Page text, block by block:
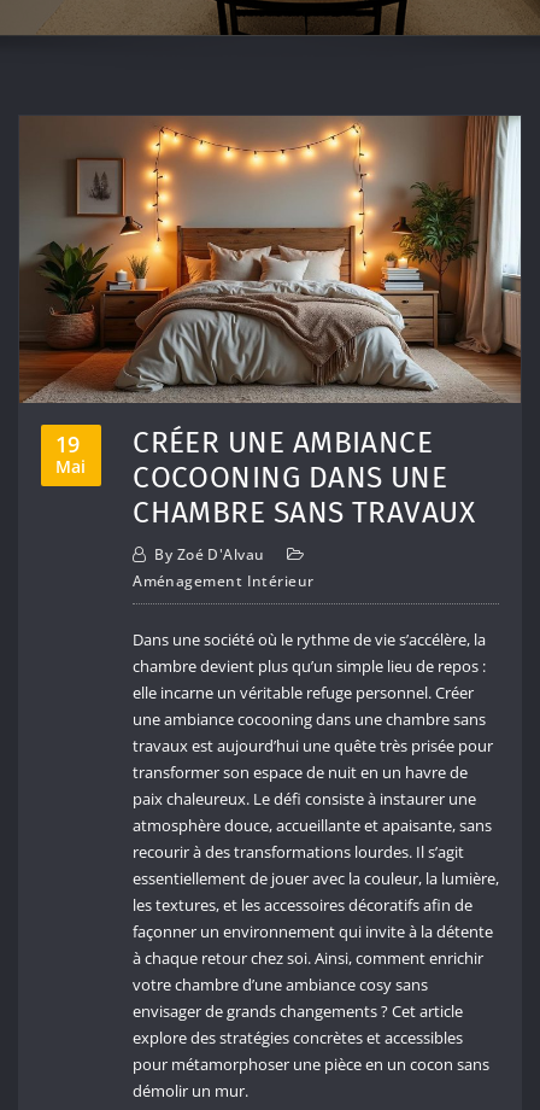
19
Mai
CRÉER UNE AMBIANCE
COCOONING DANS UNE
CHAMBRE SANS TRAVAUX
By Zoé D'Alvau
Aménagement Intérieur
Dans une société où le rythme de vie s’accélère, la
chambre devient plus qu’un simple lieu de repos :
elle incarne un véritable refuge personnel. Créer
une ambiance cocooning dans une chambre sans
travaux est aujourd’hui une quête très prisée pour
transformer son espace de nuit en un havre de
paix chaleureux. Le défi consiste à instaurer une
atmosphère douce, accueillante et apaisante, sans
recourir à des transformations lourdes. Il s’agit
essentiellement de jouer avec la couleur, la lumière,
les textures, et les accessoires décoratifs afin de
façonner un environnement qui invite à la détente
à chaque retour chez soi. Ainsi, comment enrichir
votre chambre d’une ambiance cosy sans
envisager de grands changements ? Cet article
explore des stratégies concrètes et accessibles
pour métamorphoser une pièce en un cocon sans
démolir un mur.